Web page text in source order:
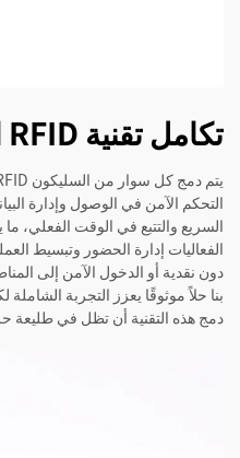
تكامل تقنية RFID المتقدمة
التحكم الآمن في الوصول وإدارة
السريع والتتبع في الوقت
الفعاليات إدارة الحضور وتبسيط
بنا حلاً موثوقًا يعزز التجربة
دمج هذه التقنية أن تظل في طليعة